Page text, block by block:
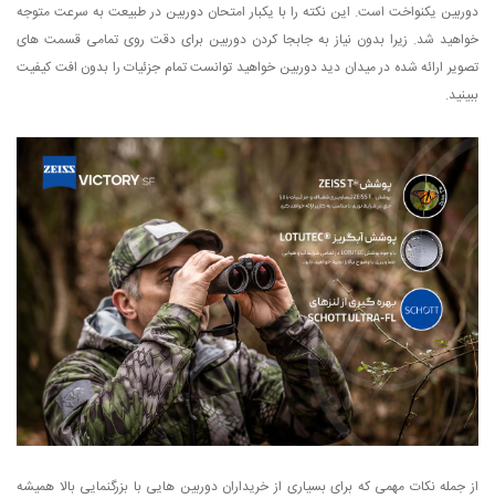
دوربین یکنواخت است. این نکته را با یکبار امتحان دوربین در طبیعت به سرعت متوجه
خواهید شد. زیرا بدون نیاز به جابجا کردن دوربین برای دقت روی تمامی قسمت های
تصویر ارائه شده در میدان دید دوربین خواهید توانست تمام جزئیات را بدون افت کیفیت
ببینید.
از جمله نکات مهمی که برای بسیاری از خریداران دوربین هایی با بزرگنمایی بالا همیشه